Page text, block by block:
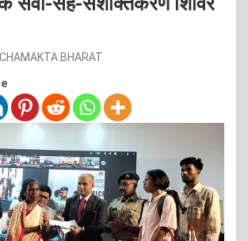
CHAMAKTA BHARAT